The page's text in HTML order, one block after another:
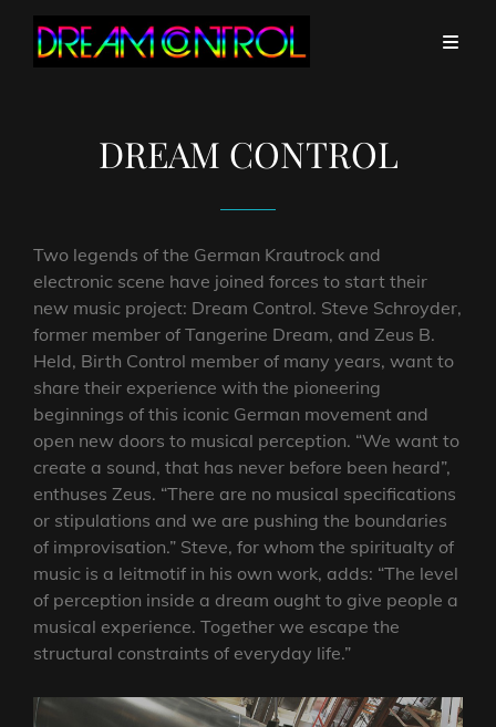
DREAM CONTROL
Two legends of the German Krautrock and
electronic scene have joined forces to start their
new music project: Dream Control. Steve Schroyder,
former member of Tangerine Dream, and Zeus B.
Held, Birth Control member of many years, want to
share their experience with the pioneering
beginnings of this iconic German movement and
open new doors to musical perception. “We want to
create a sound, that has never before been heard”,
enthuses Zeus. “There are no musical specifications
or stipulations and we are pushing the boundaries
of improvisation.” Steve, for whom the spiritualty of
music is a leitmotif in his own work, adds: “The level
of perception inside a dream ought to give people a
musical experience. Together we escape the
structural constraints of everyday life.”